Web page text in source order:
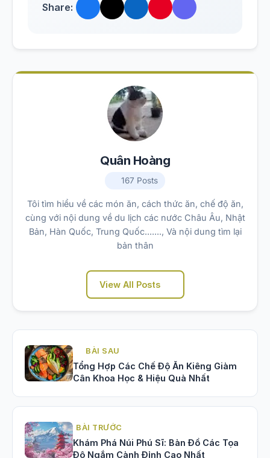
Share:
Quân Hoàng
167 Posts
Tôi tìm hiểu về các món ăn, cách thức ăn, chế độ ăn,
cùng với nội dung về du lịch các nước Châu Âu, Nhật
Bản, Hàn Quốc, Trung Quốc......., Và nội dung tìm lại
bản thân
View All Posts
BÀI SAU
Tổng Hợp Các Chế Độ Ăn Kiêng Giảm
Cân Khoa Học & Hiệu Quả Nhất
BÀI TRƯỚC
Khám Phá Núi Phú Sĩ: Bản Đồ Các Tọa
Độ Ngắm Cảnh Đỉnh Cao Nhất